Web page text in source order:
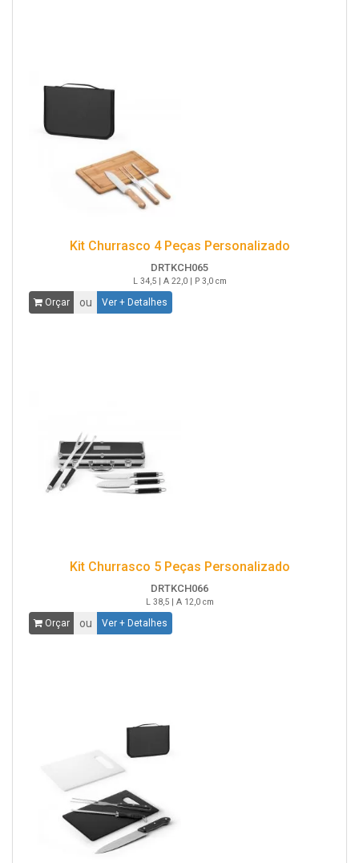
Kit Churrasco 4 Peças Personalizado
DRTKCH065
L 34,5 | A 22,0 | P 3,0 cm
Orçar ou Ver + Detalhes
Kit Churrasco 5 Peças Personalizado
DRTKCH066
L 38,5 | A 12,0 cm
Orçar ou Ver + Detalhes